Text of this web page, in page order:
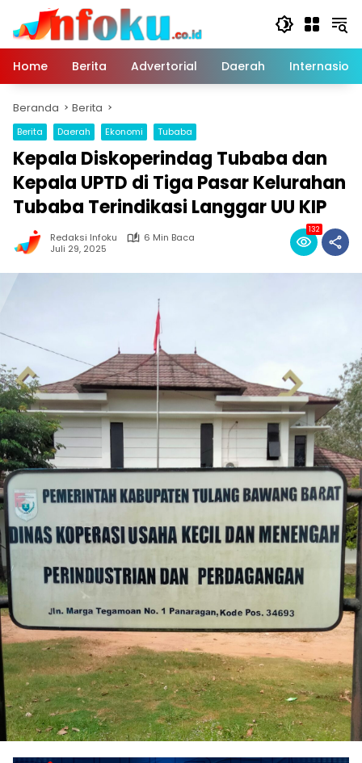
Langsung
konten
Home
Berita Advertorial Daerah
Beranda Berita
Berita Daerah Ekonomi Tubaba
Kepala Diskoperindag Tubaba dan
Kepala UPTD di Tiga Pasar Kelurahan
Tubaba Terindikasi Langgar UU KIP
Redaksi Infoku
6 Min Baca
Juli 29, 2025
132